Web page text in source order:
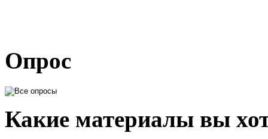
Опрос
Какие материалы вы